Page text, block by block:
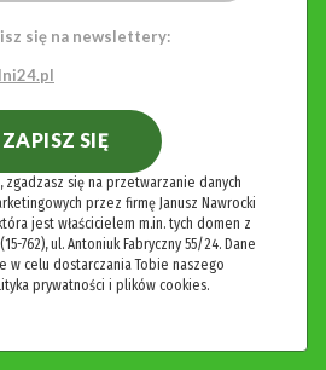
się na newslettery:
ZAPISZ SIĘ
zgadzasz się na przetwarzanie danych
przez firmę Janusz Nawrocki
jest właścicielem m.in. tych domen z
762), ul. Antoniuk Fabryczny 55/24. Dane
w celu dostarczania Tobie naszego
prywatności i plików cookies.